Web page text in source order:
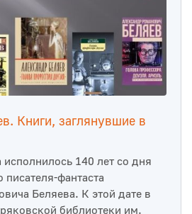
Книги, заглянувшие в
140 лет со дня
фантаста
Беляева. К этой дате в
библиотеки им.